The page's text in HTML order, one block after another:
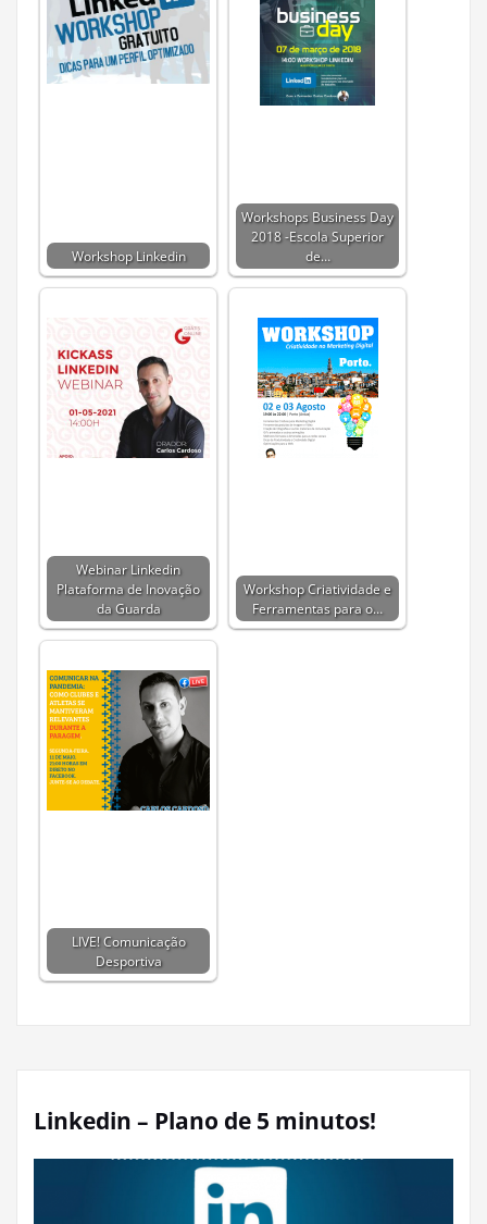
Workshop Linkedin
Workshops Business Day
2018 -Escola Superior
de…
Webinar Linkedin
Plataforma de Inovação
da Guarda
Workshop Criatividade e
Ferramentas para o…
LIVE! Comunicação
Desportiva
Linkedin – Plano de 5 minutos!